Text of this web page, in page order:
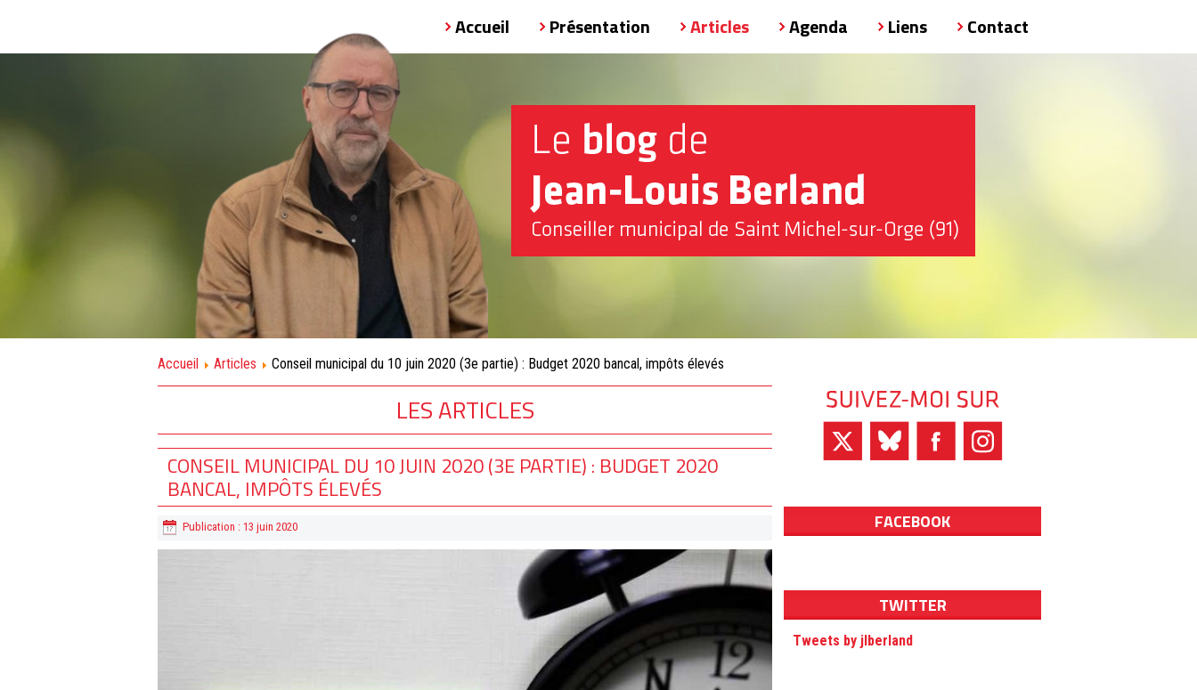
Accueil Présentation Articles Agenda Liens Contact
Accueil Articles Conseil municipal du 10 juin 2020 (3e partie) : Budget 2020 bancal, impôts élevés
LES ARTICLES
CONSEIL MUNICIPAL DU 10 JUIN 2020 (3E PARTIE) : BUDGET 2020
BANCAL, IMPÔTS ÉLEVÉS
Publication : 13 juin 2020 FACEBOOK
TWITTER
Tweets by jlberland